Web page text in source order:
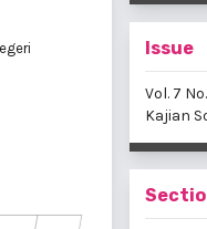
Issue
Vol. 7
Kajian